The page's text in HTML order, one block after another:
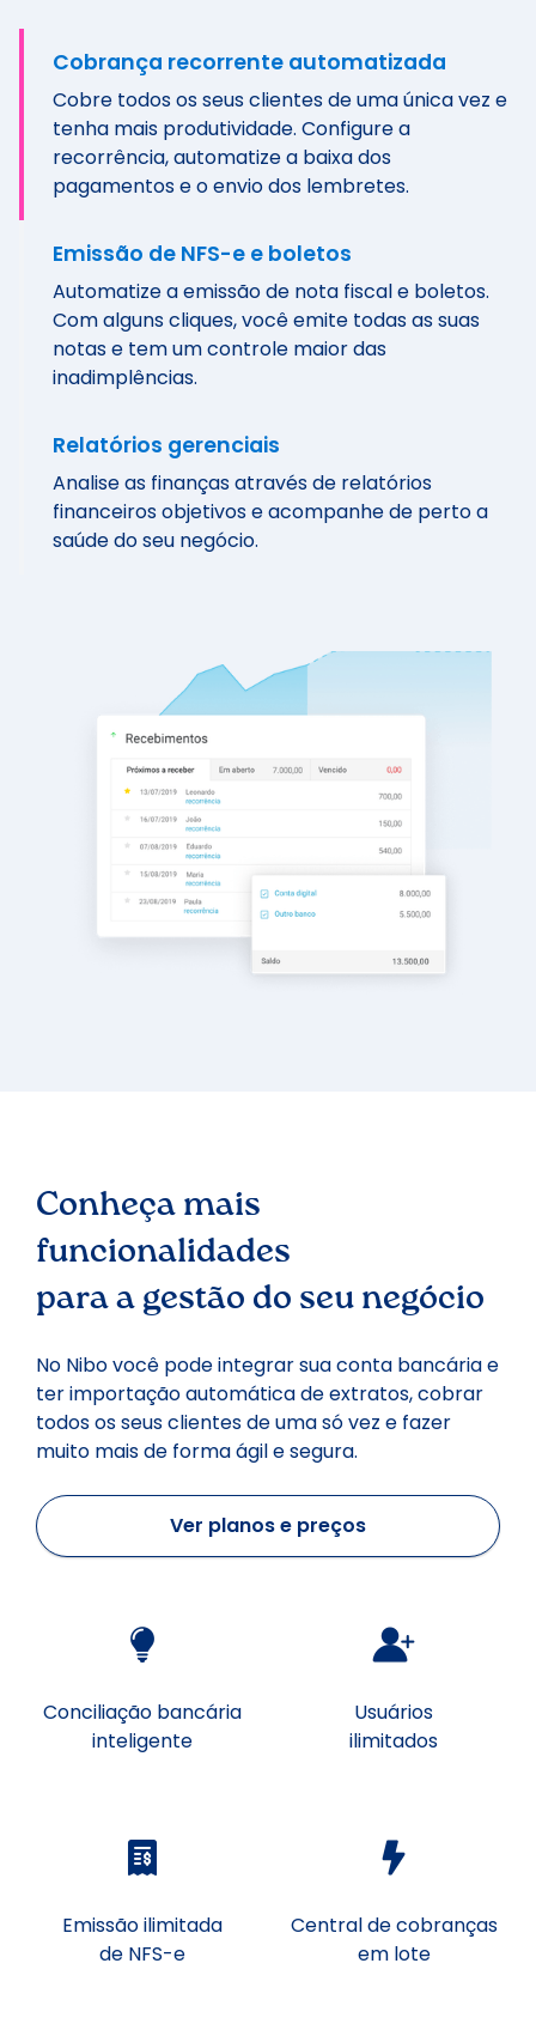
Cobrança recorrente automatizada
Cobre todos os seus clientes de uma única vez e
tenha mais produtividade. Configure a
recorrência, automatize a baixa dos
pagamentos e o envio dos lembretes.
Emissão de NFS-e e boletos
Automatize a emissão de nota fiscal e boletos.
Com alguns cliques, você emite todas as suas
notas e tem um controle maior das
inadimplências.
Relatórios gerenciais
Analise as finanças através de relatórios
financeiros objetivos e acompanhe de perto a
saúde do seu negócio.
Conheça mais
funcionalidades
para a gestão do seu negócio
No Nibo você pode integrar sua conta bancária e
ter importação automática de extratos, cobrar
todos os seus clientes de uma só vez e fazer
muito mais de forma ágil e segura.
Ver planos e preços
Conciliação bancária
inteligente
Usuários
ilimitados
Emissão ilimitada
de NFS-e
Central de cobranças
em lote